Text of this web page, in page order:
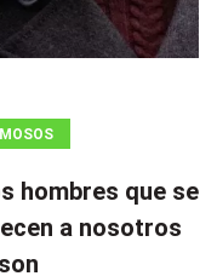
hombres que se
a nosotros